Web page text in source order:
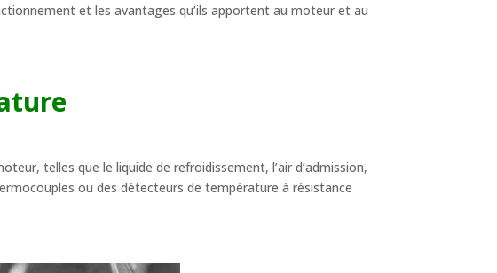
et les avantages qu’ils apportent au moteur et au
telles que le liquide de refroidissement, l’air d’admission,
ou des détecteurs de température à résistance